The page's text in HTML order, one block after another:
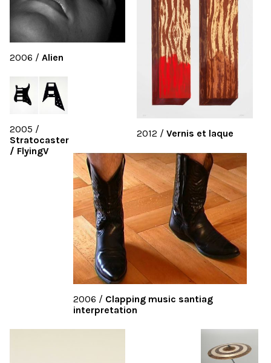
2006 / Alien
2005 /
Stratocaster
/ FlyingV
2006 / Clapping music santiag
interpretation
2012 /Vernis et laque